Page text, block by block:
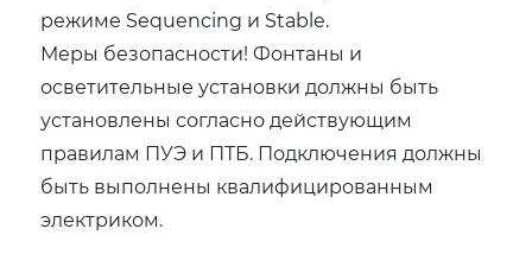
режиме Sequencing и Stable.
Меры безопасности! Фонтаны и
осветительные установки должны быть
установлены согласно действующим
правилам ПУЭ и ПТБ. Подключения должны
быть выполнены квалифицированным
электриком.